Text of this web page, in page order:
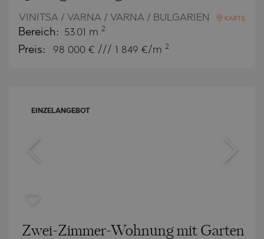
VINITSA / VARNA / VARNA / BULGARIEN KARTE
Bereich: 53.01 m 2
Preis: 98 000 € /// 1 849 €/m 2
EINZELANGEBOT
Zwei-Zimmer-Wohnung mit Garten